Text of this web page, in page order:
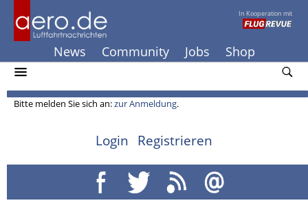
In Kooperation mit
News Community Jobs Shop
Bitte melden Sie sich an:zur Anmeldung.
Login Registrieren